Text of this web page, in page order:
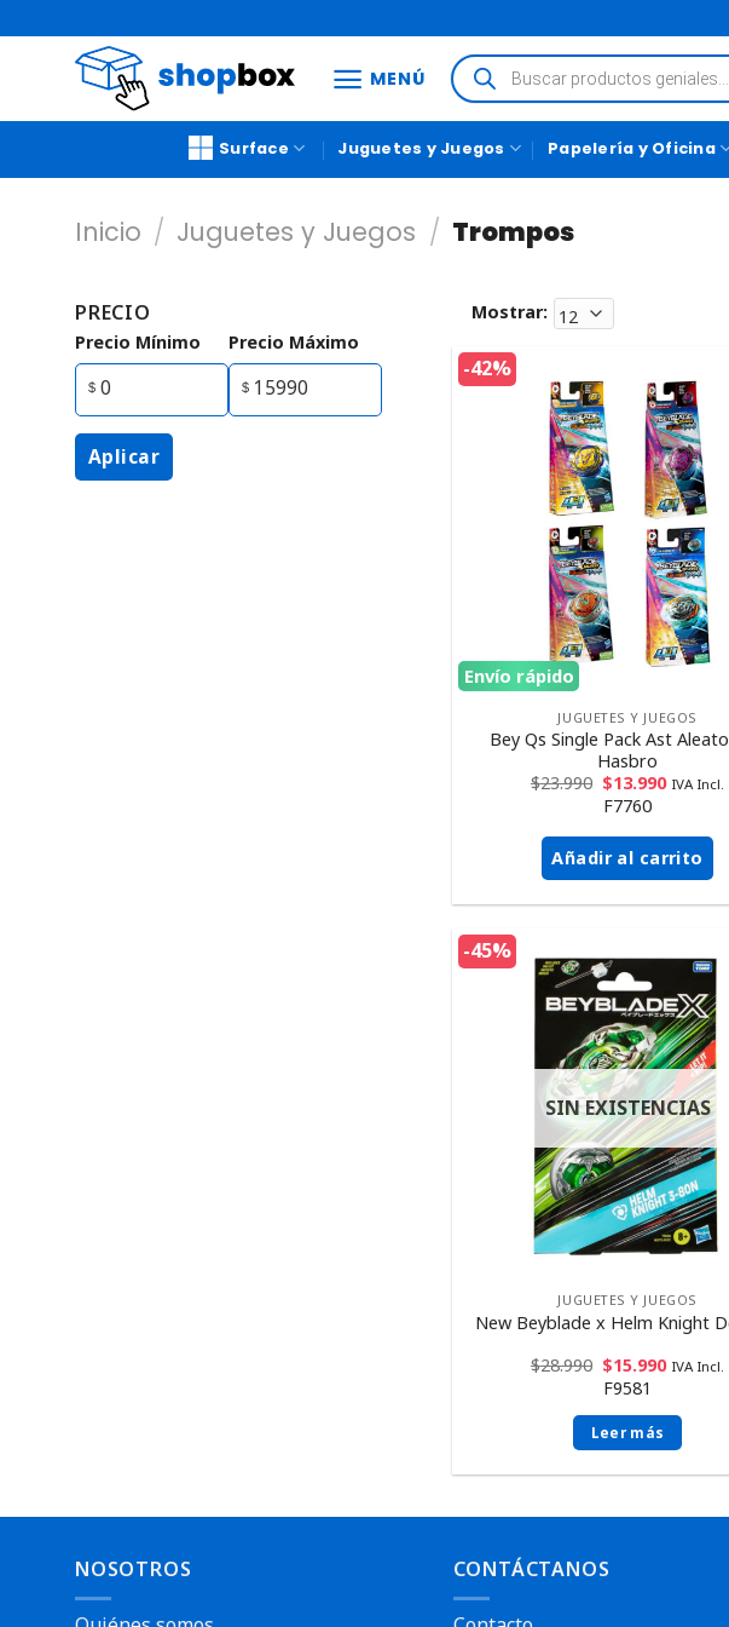
MENÚ
Surface Juguetes y Juegos Papelería y Oficina
Inicio / Juguetes y Juegos / Trompos
PRECIO
Precio Mínimo Precio Máximo
Aplicar
Mostrar:
-42%
Envío rápido
JUGUETES Y JUEGOS
Bey Qs Single Pack Ast
Hasbro
$23.990 $13.990 IVA Incl.
F7760
Añadir al carrito
-45%
SIN EXISTENCIAS
JUGUETES Y JUEGOS
New Beyblade x Helm Knight
$28.990 $15.990 IVA Incl.
F9581
Leer más
NOSOTROS CONTÁCTANOS